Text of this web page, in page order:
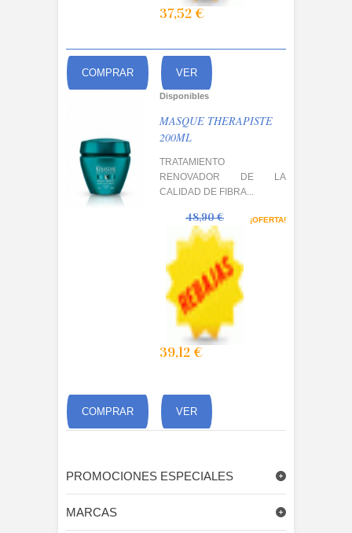
37,52 €
COMPRAR VER
Disponibles
MASQUE THERAPISTE
200ML
TRATAMIENTO
RENOVADOR DE LA
CALIDAD DE FIBRA...
¡OFERTA!
48,90 €
39,12 €
COMPRAR VER
PROMOCIONES ESPECIALES
MARCAS